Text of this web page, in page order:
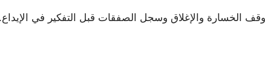
الخسارة والإغلاق وسجل الصفقات قبل التفكير في الإيداع.